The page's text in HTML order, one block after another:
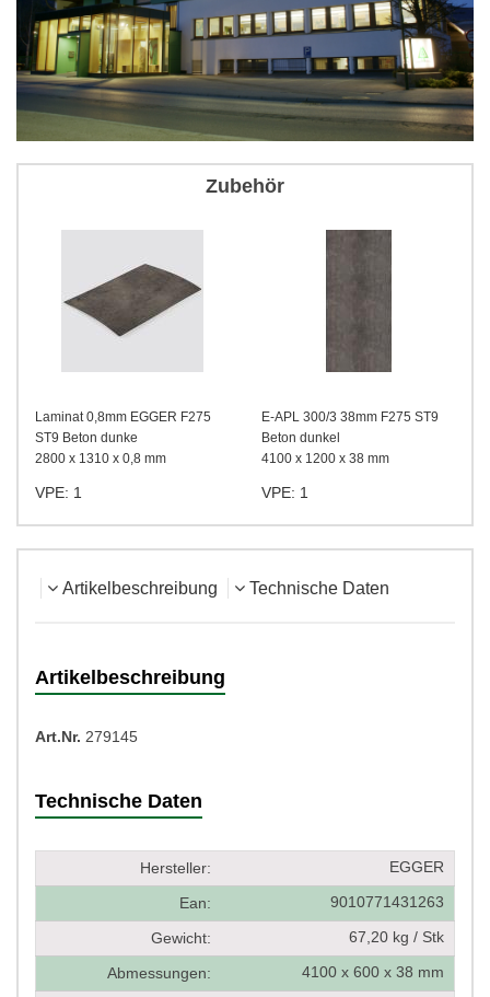
Zubehör
Laminat 0,8mm EGGER F275
ST9 Beton dunke
2800 x 1310 x 0,8 mm
VPE: 1
E-APL 300/3 38mm F275 ST9
Beton dunkel
4100 x 1200 x 38 mm
VPE: 1
Artikelbeschreibung Technische Daten
Artikelbeschreibung
Art.Nr. 279145
Technische Daten
Hersteller: EGGER
Ean: 9010771431263
Gewicht: 67,20 kg / Stk
Abmessungen: 4100 x 600 x 38 mm